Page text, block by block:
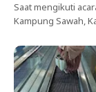
Saat mengikuti
Kampung Sawah,